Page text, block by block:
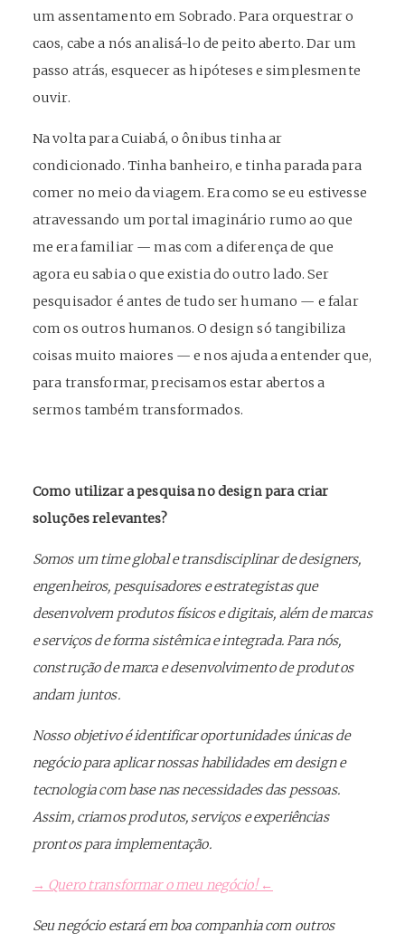
um assentamento em Sobrado. Para orquestrar o
caos, cabe a nós analisá-lo de peito aberto. Dar um
passo atrás, esquecer as hipóteses e simplesmente
ouvir.
Na volta para Cuiabá, o ônibus tinha ar
condicionado. Tinha banheiro, e tinha parada para
comer no meio da viagem. Era como se eu estivesse
atravessando um portal imaginário rumo ao que
me era familiar — mas com a diferença de que
agora eu sabia o que existia do outro lado. Ser
pesquisador é antes de tudo ser humano — e falar
com os outros humanos. O design só tangibiliza
coisas muito maiores — e nos ajuda a entender que,
para transformar, precisamos estar abertos a
sermos também transformados.
Como utilizar a pesquisa no design para criar
soluções relevantes?
Somos um time global e transdisciplinar de designers,
engenheiros, pesquisadores e estrategistas que
desenvolvem produtos físicos e digitais, além de marcas
e serviços de forma sistêmica e integrada. Para nós,
construção de marca e desenvolvimento de produtos
andam juntos.
Nosso objetivo é identificar oportunidades únicas de
negócio para aplicar nossas habilidades em design e
tecnologia com base nas necessidades das pessoas.
Assim, criamos produtos, serviços e experiências
prontos para implementação.
→ Quero transformar o meu negócio! ←
Seu negócio estará em boa companhia com outros